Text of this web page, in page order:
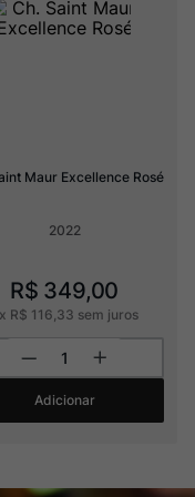
Maur Excellence Rosé
2022
R$ 349,00
x R$ 116 33 sem juros
Adicionar